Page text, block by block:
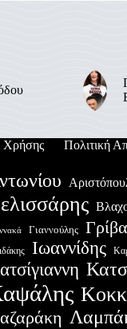
Χρήσης Πολιτική
Γιαννούλης Γρίβα
Ιωαννίδης